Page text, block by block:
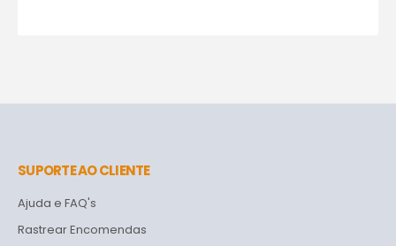
SUPORTE AO CLIENTE
Ajuda e FAQ's
Rastrear Encomendas